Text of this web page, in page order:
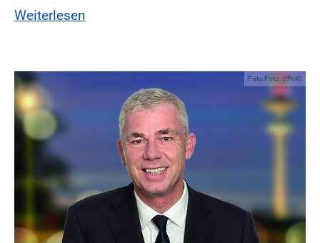
Weiterlesen
Foto:Foto: DPolG